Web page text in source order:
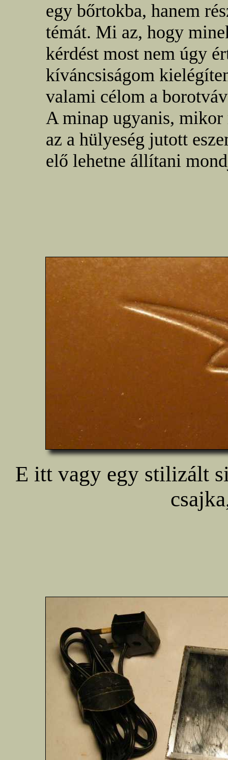
egy bőrtokba, hanem
témát. Mi az, hogy
kérdést most nem úgy
kíváncsiságom
valami célom a
A minap ugyanis,
az a hülyeség jutott
elő lehetne állítani
E itt vagy egy stilizált